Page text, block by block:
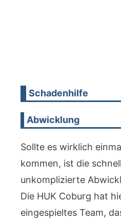
Schadenhilfe
Abwicklung
Sollte es wirklich
kommen, ist die
unkomplizierte
Die HUK Coburg hat
eingespieltes Team,